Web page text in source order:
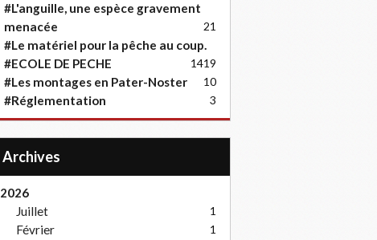
#L'anguille, une espèce gravement
menacée
21
#Le matériel pour la pêche au coup.
19
#ECOLE DE PECHE 14
#Les montages en Pater-Noster 10
#Réglementation 3
Archives
2026
Juillet
1
Février 1